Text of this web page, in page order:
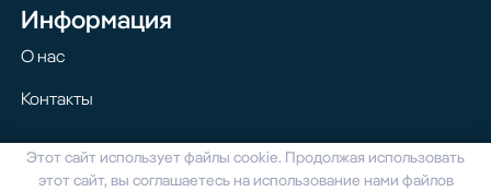
Информация
О нас
Контакты
© 2024 Homilton. Все права защищены
Этот сайт использует файлы cookie. Продолжая использовать
этот сайт, вы соглашаетесь на использование нами файлов